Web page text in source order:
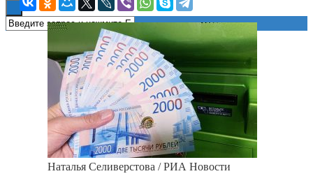
Наталья Селиверстова / РИА Новости